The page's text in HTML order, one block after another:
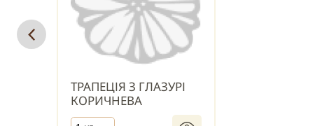
ТРАПЕЦІЯ З ГЛАЗУРІ
КОРИЧНЕВА